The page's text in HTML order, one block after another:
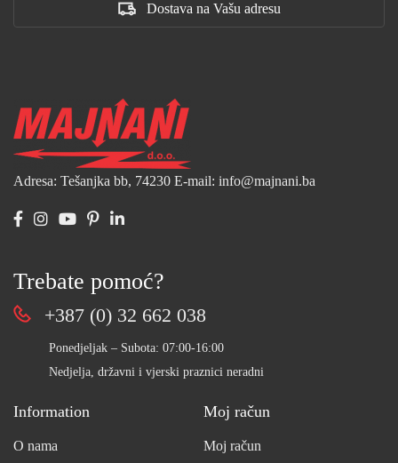
Dostava na Vašu adresu
Adresa: Tešanjka bb, 74230 E-mail: info@majnani.ba
Trebate pomoć?
+387 (0) 32 662 038
Ponedjeljak – Subota: 07:00-16:00
Nedjelja, državni i vjerski praznici neradni
Information
O nama
Moj račun
Moj račun